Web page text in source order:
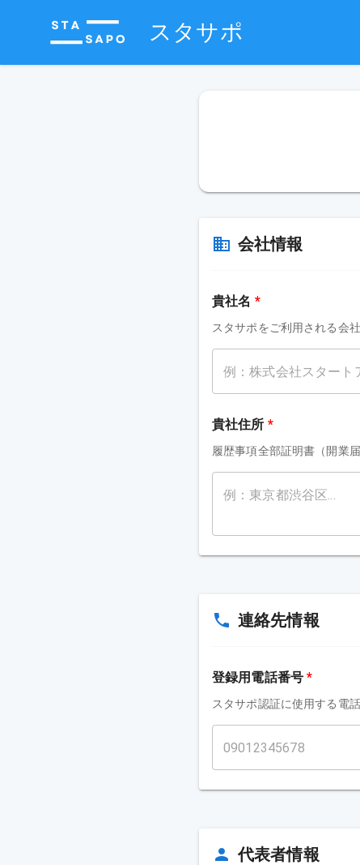
スタサポ
会社情報
貴社名 *
スタサポをご利用される会
貴社住所 *
履歴事項全部証明書（開業
連絡先情報
登録用電話番号*
スタサポ認証に使用する電
代表者情報